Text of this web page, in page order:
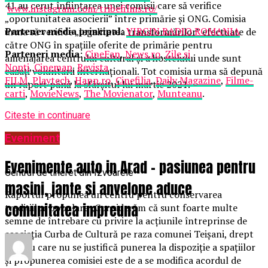
41 au cerut înființarea unei comisii care să verifice
„oportunitatea asocierii” între primărie și ONG. Comisia
urma să verifice „legalitatea transformărilor” efectuate de
către ONG în spațiile oferite de primărie pentru
amenajarea centrului cultural și a hostelului unde sunt
cazați voluntarii internaționali. Tot comisia urma să depună
un raport până la sfârșitul lui martie 2021.
Centrul de tineret din Izvoarele
Raportul propunea un centru pentru conservarea
tradițiilor populare „Considerăm că sunt foarte multe
semne de întrebare cu privire la acțiunile întreprinse de
asociația Curba de Cultură pe raza comunei Teişani, drept
pentru care nu se justifică punerea la dispoziție a spațiilor
şi propunerea comisiei este de a se modifica acordul de
www.instagram.com/tribefilms.ro/
Partener media principal:VIRGIN RADIO ROMANIA
Parteneri media:CineFan,News.ro,Zile și
Nopți,Cinemap, Revista
FILM,Playtech,Happ.ro,Cinefilia,Daily Magazine,Filme-
carti,MovieNews, The Movienator, Munteanu.
Citeste in continuare
Eveniment
Evenimente auto in Arad – pasiunea pentru
masini, jante si anvelope aduce
comunitatea impreuna